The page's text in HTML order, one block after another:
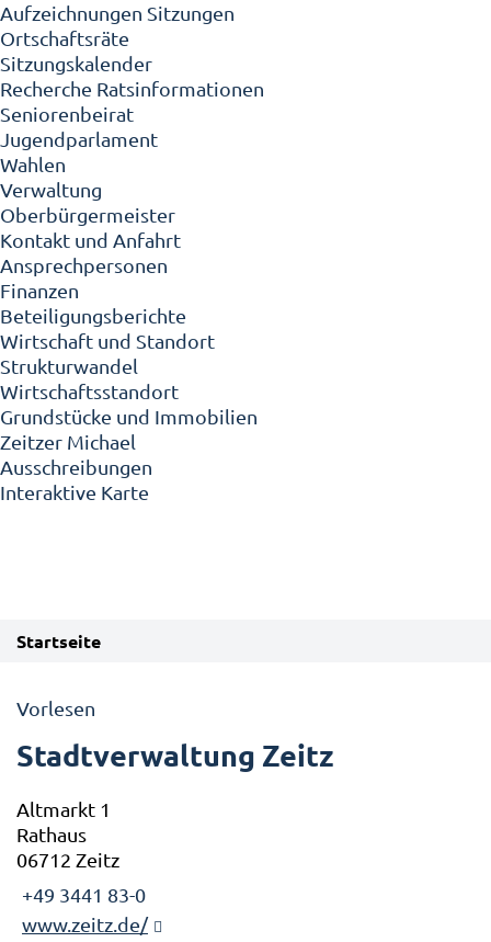
Aufzeichnungen Sitzungen
Ortschaftsräte
Sitzungskalender
Recherche Ratsinformationen
Seniorenbeirat
Jugendparlament
Wahlen
Verwaltung
Oberbürgermeister
Kontakt und Anfahrt
Ansprechpersonen
Finanzen
Beteiligungsberichte
Wirtschaft und Standort
Strukturwandel
Wirtschaftsstandort
Grundstücke und Immobilien
Zeitzer Michael
Ausschreibungen
Interaktive Karte
Startseite
Vorlesen
Stadtverwaltung Zeitz
Altmarkt 1
Rathaus
06712 Zeitz
+49 3441 83-0
www.zeitz.de/